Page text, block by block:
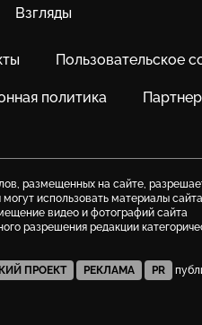
Взгляды
Пользовательское
политика
размещенных на сайте,
использовать материалы
видео и фотографий сайта
разрешения редакции
ПРОЕКТ РЕКЛАМА PR